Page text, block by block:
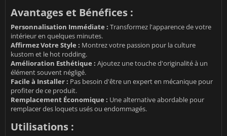
Avantages et Bénéfices :
Personnalisation Immédiate : Transformez l'apparence de votre
intérieur en quelques minutes.
Affirmez Votre Style : Montrez votre passion pour la culture
kustom et le hot rodding.
Amélioration Esthétique : Ajoutez une touche d'originalité à un
élément souvent négligé.
Facile à Installer : Pas besoin d'être un expert en mécanique pour
profiter de ce produit.
Remplacement Économique : Une alternative abordable pour
remplacer des loquets usés ou endommagés.
Utilisations :